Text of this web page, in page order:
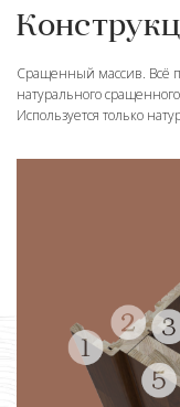
Сращенный массив. Всё
натурального
Используется только